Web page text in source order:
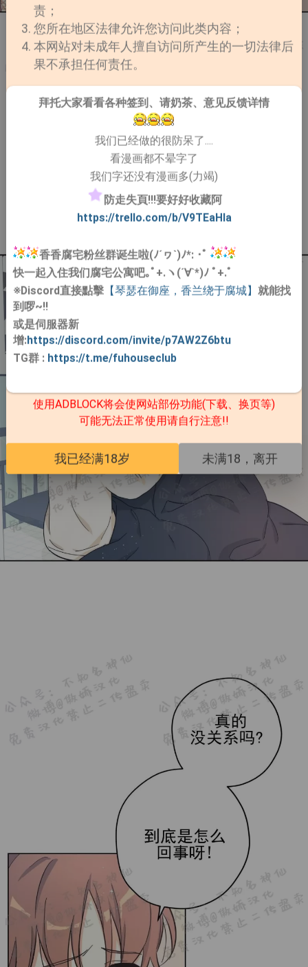
责；
您所在地区法律允许您访问此类内容；
本网站对未成年人擅自访问所产生的一切法律后
果不承担任何责任。
拜托大家看看各种签到、请奶茶、意见反馈详情
我们已经做的很防呆了....
看漫画都不晕字了
我们字还没有漫画多(力竭)
防走失頁!!!要好好收藏阿
https://trello.com/b/V9TEaHIa
香香腐宅粉丝群诞生啦(ﾉ´ヮ`)ﾉ*: ･ﾟ
快一起入住我们腐宅公寓吧｡ﾟ+.ヽ(´∀`*)ﾉ ﾟ+.ﾟ
※Discord直接點擊【琴瑟在御座，香兰绕于腐城】 就能找
到啰~!!
或是伺服器新
增:https://discord.com/invite/p7AW2Z6btu
TG群: https://t.me/fuhouseclub
使用ADBLOCK将会使网站部份功能(下载、换页等)
可能无法正常使用请自行注意!!
我已经满18岁 未满18，离开